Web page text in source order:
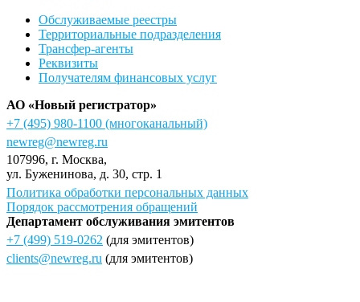
Обслуживаемые реестры
Территориальные подразделения
Трансфер-агенты
Реквизиты
Получателям финансовых услуг
АО «Новый регистратор»
+7 (495) 980-1100 (многоканальный)
newreg@newreg.ru
107996, г. Москва,
ул. Буженинова, д. 30, стр. 1
Политика обработки персональных данных
Порядок рассмотрения обращений
Департамент обслуживания эмитентов
+7 (499) 519-0262 (для эмитентов)
clients@newreg.ru (для эмитентов)